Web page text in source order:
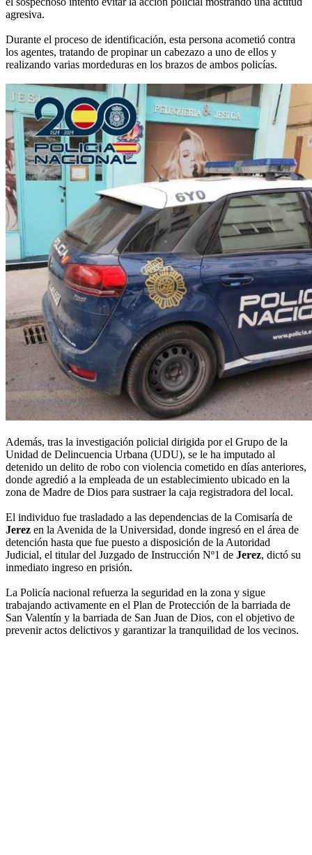
agresiva.
Durante el proceso de identificación, esta persona acometió contra
los agentes, tratando de propinar un cabezazo a uno de ellos y
realizando varias mordeduras en los brazos de ambos policías.
Además, tras la investigación policial dirigida por el Grupo de la
Unidad de Delincuencia Urbana (UDU), se le ha imputado al
detenido un delito de robo con violencia cometido en días anteriores,
donde agredió a la empleada de un establecimiento ubicado en la
zona de Madre de Dios para sustraer la caja registradora del local.
El individuo fue trasladado a las dependencias de la Comisaría de
Jerez en la Avenida de la Universidad, donde ingresó en el área de
detención hasta que fue puesto a disposición de la Autoridad
Judicial, el titular del Juzgado de Instrucción Nº1 de Jerez, dictó su
inmediato ingreso en prisión.
La Policía nacional refuerza la seguridad en la zona y sigue
trabajando activamente en el Plan de Protección de la barriada de
San Valentín y la barriada de San Juan de Dios, con el objetivo de
prevenir actos delictivos y garantizar la tranquilidad de los vecinos.